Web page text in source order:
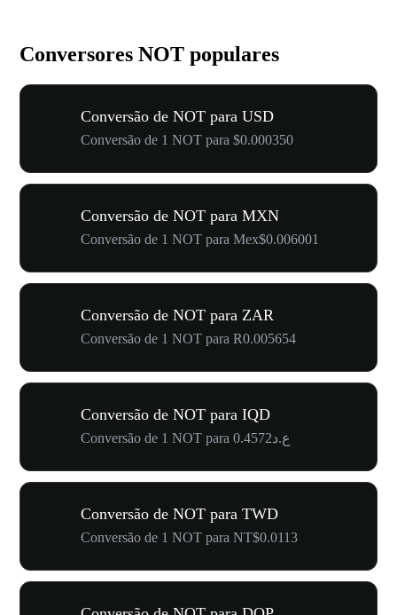
Conversores NOT populares
Conversão de NOT para USD
Conversão de 1 NOT para $0.000350
Conversão de NOT para MXN
Conversão de 1 NOT para Mex$0.006001
Conversão de NOT para ZAR
Conversão de 1 NOT para R0.005654
Conversão de NOT para IQD
Conversão de 1 NOT para ع.د0.4572
Conversão de NOT para TWD
Conversão de 1 NOT para NT$0.0113